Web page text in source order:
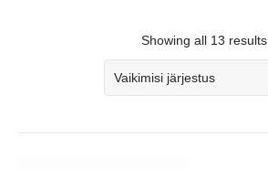
Showing all 13 results